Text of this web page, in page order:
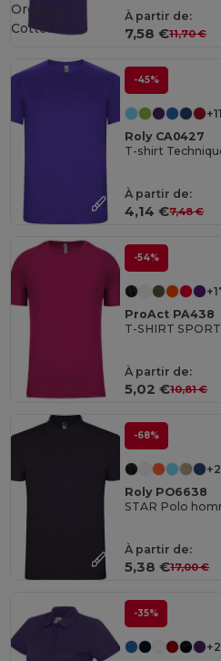
À partir de:
7,58 €11,70 €
Organic
Cotton
-45%
+11
Roly CA0427
À partir de:
4,14 €7,48 €
-54%
ProAct PA438
T-SHIRT
À partir de:
5,02 €10,81 €
-68%
Roly PO6638
STAR Polo
À partir de:
5,38 €17,00 €
-35%
+2